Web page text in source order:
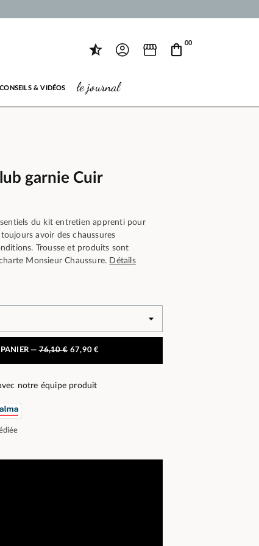
00
CONSEILS & VIDÉOS le journal
garnie Cuir
du kit entretien apprenti pour
avoir des chaussures
Trousse et produits sont
Monsieur Chaussure. Détails
—76,10 € 67,90 €
notre équipe produit